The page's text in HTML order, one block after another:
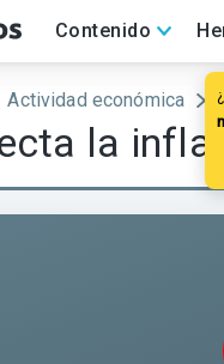
Contenido
Actividad económica
la